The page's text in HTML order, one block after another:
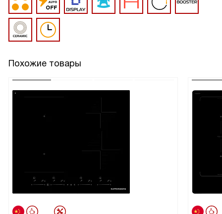
Похожие товары